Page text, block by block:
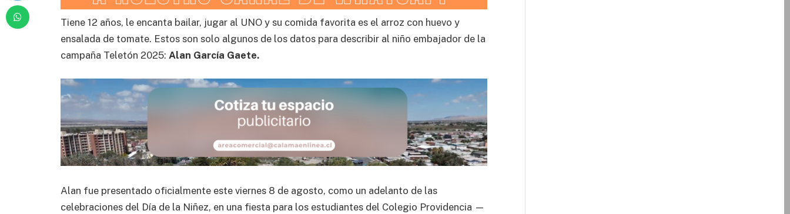
Tiene 12 años, le encanta bailar, jugar al UNO y su comida favorita es el arroz con huevo y
ensalada de tomate. Estos son solo algunos de los datos para describir al niño embajador de la
campaña Teletón 2025: Alan García Gaete.
Alan fue presentado oficialmente este viernes 8 de agosto, como un adelanto de las
celebraciones del Día de la Niñez, en una fiesta para los estudiantes del Colegio Providencia —